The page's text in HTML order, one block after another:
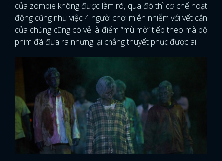
của zombie không được làm rõ, qua đó thì cơ chế hoạt
động cũng như việc 4 người chơi miễn nhiễm với vết cắn
của chúng cũng có vẻ là điểm “mù mờ” tiếp theo mà bộ
phim đã đưa ra nhưng lại chẳng thuyết phục được ai.